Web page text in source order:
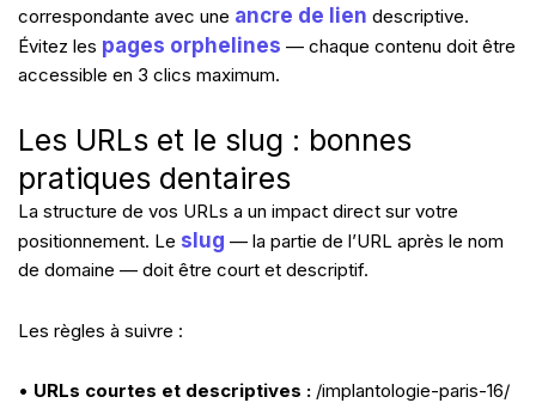
correspondante avec une ancre de lien descriptive.
Évitez les pages orphelines — chaque contenu doit être
accessible en 3 clics maximum.
Les URLs et le slug : bonnes
pratiques dentaires
La structure de vos URLs a un impact direct sur votre
positionnement. Le slug — la partie de l’URL après le nom
de domaine — doit être court et descriptif.
Les règles à suivre :
• URLs courtes et descriptives : /implantologie-paris-16/